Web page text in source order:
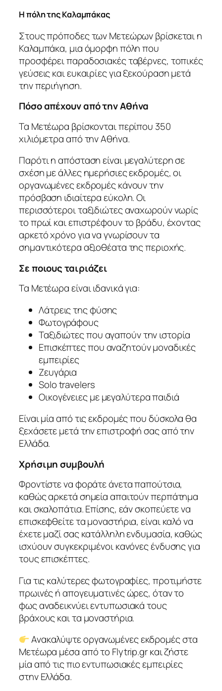
Η πόλη της Καλαμπάκας
Στους πρόποδες των Μετεώρων βρίσκεται η
Καλαμπάκα, μια όμορφη πόλη που
προσφέρει παραδοσιακές ταβέρνες, τοπικές
γεύσεις και ευκαιρίες για ξεκούραση μετά
την περιήγηση.
Πόσο απέχουν από την Αθήνα
Τα Μετέωρα βρίσκονται περίπου 350
χιλιόμετρα από την Αθήνα.
Παρότι η απόσταση είναι μεγαλύτερη σε
σχέση με άλλες ημερήσιες εκδρομές, οι
οργανωμένες εκδρομές κάνουν την
πρόσβαση ιδιαίτερα εύκολη. Οι
περισσότεροι ταξιδιώτες αναχωρούν νωρίς
το πρωί και επιστρέφουν το βράδυ, έχοντας
αρκετό χρόνο για να γνωρίσουν τα
σημαντικότερα αξιοθέατα της περιοχής.
Σε ποιους ταιριάζει
Τα Μετέωρα είναι ιδανικά για:
Λάτρεις της φύσης
Φωτογράφους
Ταξιδιώτες που αγαπούν την ιστορία
Επισκέπτες που αναζητούν μοναδικές
εμπειρίες
Ζευγάρια
Solo travelers
Οικογένειες με μεγαλύτερα παιδιά
Είναι μία από τις εκδρομές που δύσκολα θα
ξεχάσετε μετά την επιστροφή σας από την
Ελλάδα.
Χρήσιμη συμβουλή
Φροντίστε να φοράτε άνετα παπούτσια,
καθώς αρκετά σημεία απαιτούν περπάτημα
και σκαλοπάτια. Επίσης, εάν σκοπεύετε να
επισκεφθείτε τα μοναστήρια, είναι καλό να
έχετε μαζί σας κατάλληλη ενδυμασία, καθώς
ισχύουν συγκεκριμένοι κανόνες ένδυσης για
τους επισκέπτες.
Για τις καλύτερες φωτογραφίες, προτιμήστε
πρωινές ή απογευματινές ώρες, όταν το
φως αναδεικνύει εντυπωσιακά τους
βράχους και τα μοναστήρια.
Ανακαλύψτε οργανωμένες εκδρομές στα
Μετέωρα μέσα από το Flytrip.gr και ζήστε
μία από τις πιο εντυπωσιακές εμπειρίες
στην Ελλάδα.